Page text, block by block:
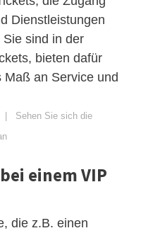
Dienstleistungen
Sie sind in der
bieten dafür
an Service und
Sehen Sie sich die
einem VIP
die z.B. einen